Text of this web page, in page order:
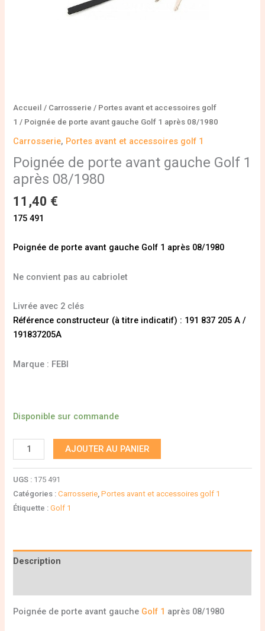
Accueil / Carrosserie / Portes avant et accessoires golf
1 / Poignée de porte avant gauche Golf 1 après 08/1980
Carrosserie, Portes avant et accessoires golf 1
Poignée de porte avant gauche Golf 1
après 08/1980
11,40 €
175 491
Poignée de porte avant gauche Golf 1 après 08/1980
Ne convient pas au cabriolet
Livrée avec 2 clés
Référence constructeur (à titre indicatif) : 191 837 205 A /
191837205A
Marque : FEBI
Disponible sur commande
AJOUTER AU PANIER
UGS : 175 491
Catégories :Carrosserie ,Portes avant et accessoires golf 1
Étiquette :Golf 1
Description
Poignée de porte avant gauche Golf 1 après 08/1980